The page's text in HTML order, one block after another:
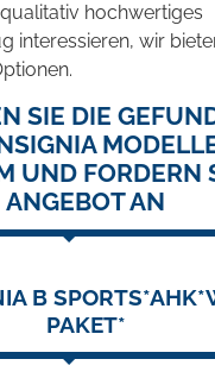
hochwertiges
interessieren, wir
SIE DIE
UND FORDERN
ANGEBOT AN
B
PAKET*